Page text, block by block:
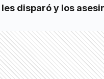
les disparó y los